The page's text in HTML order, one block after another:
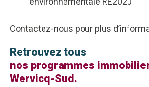
Contactez-nous pour plus
Retrouvez tous
nos programmes
Wervicq-Sud.